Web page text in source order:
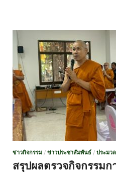
ข่าวกิจกรรม / ข่าวประชาสัมพันธ์ / ประมว
สรุปผลตรวจกิจกรรมก